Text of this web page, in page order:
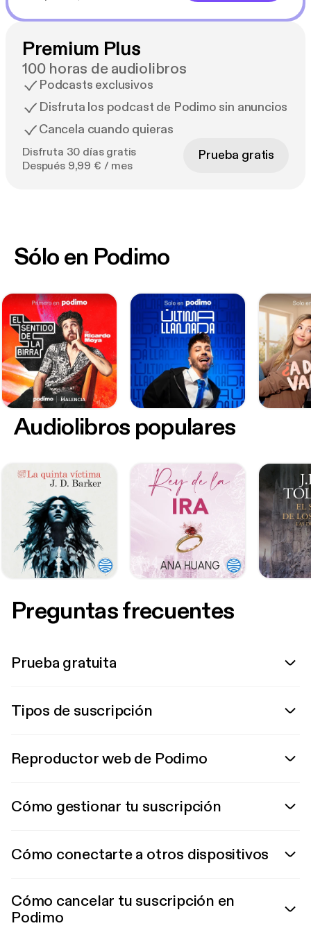
Premium Plus
100 horas de audiolibros
Podcasts exclusivos
Disfruta los podcast de Podimo sin anuncios
Cancela cuando quieras
Disfruta 30 días gratis
Después 9,99 € / mes
Prueba gratis
Sólo en Podimo
Audiolibros populares
Preguntas frecuentes
Prueba gratuita
Tipos de suscripción
Reproductor web de Podimo
Cómo gestionar tu suscripción
Cómo conectarte a otros dispositivos
Cómo cancelar tu suscripción en
Podimo